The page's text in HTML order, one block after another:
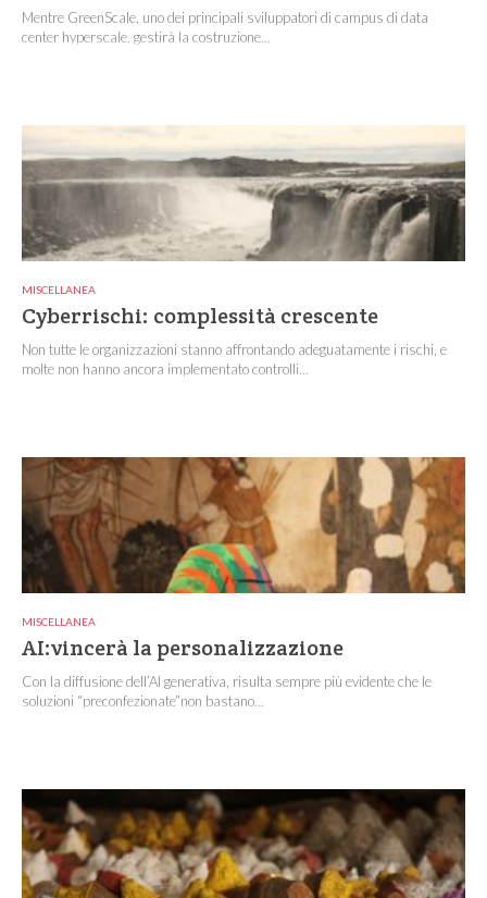
Mentre GreenScale, uno dei principali sviluppatori di campus di data
center hyperscale, gestirà la costruzione...
MISCELLANEA
Cyberrischi: complessità crescente
Non tutte le organizzazioni stanno affrontando adeguatamente i rischi, e
molte non hanno ancora implementato controlli...
MISCELLANEA
AI:vincerà la personalizzazione
Con la diffusione dell’AI generativa, risulta sempre più evidente che le
soluzioni “preconfezionate”non bastano...